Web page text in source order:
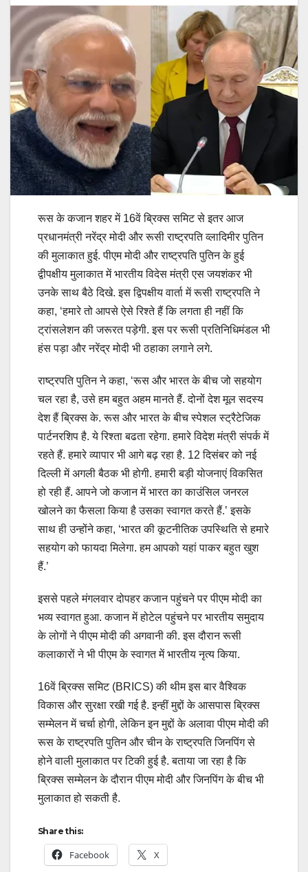
रूस के कजान शहर में 16वें ब्रिक्स समिट से इतर आज
प्रधानमंत्री नरेंद्र मोदी और रूसी राष्ट्रपति व्लादिमीर पुतिन
की मुलाकात हुई. पीएम मोदी और राष्ट्रपति पुतिन के हुई
द्वीपक्षीय मुलाकात में भारतीय विदेस मंत्री एस जयशंकर भी
उनके साथ बैठे दिखे. इस द्विपक्षीय वार्ता में रूसी राष्ट्रपति ने
कहा, ‘हमारे तो आपसे ऐसे रिश्ते हैं कि लगता ही नहीं कि
ट्रांसलेशन की जरूरत पड़ेगी. इस पर रूसी प्रतिनिधिमंडल भी
हंस पड़ा और नरेंद्र मोदी भी ठहाका लगाने लगे.
राष्ट्रपति पुतिन ने कहा, ‘रूस और भारत के बीच जो सहयोग
चल रहा है, उसे हम बहुत अहम मानते हैं. दोनों देश मूल सदस्य
देश हैं ब्रिक्स के. रूस और भारत के बीच स्पेशल स्ट्रैटेजिक
पार्टनरशिप है. ये रिश्ता बढता रहेगा. हमारे विदेश मंत्री संपर्क में
रहते हैं. हमारे व्यापार भी आगे बढ़ रहा है. 12 दिसंबर को नई
दिल्ली में अगली बैठक भी होगी. हमारी बड़ी योजनाएं विकसित
हो रही हैं. आपने जो कजान में भारत का काउंसिल जनरल
खोलने का फैसला किया है उसका स्वागत करते हैं.’ इसके
साथ ही उन्होंने कहा, ‘भारत की कूटनीतिक उपस्थिति से हमारे
सहयोग को फायदा मिलेगा. हम आपको यहां पाकर बहुत खुश
हैं.’
इससे पहले मंगलवार दोपहर कजान पहुंचने पर पीएम मोदी का
भव्य स्वागत हुआ. कजान में होटेल पहुंचने पर भारतीय समुदाय
के लोगों ने पीएम मोदी की अगवानी की. इस दौरान रूसी
कलाकारों ने भी पीएम के स्वागत में भारतीय नृत्य किया.
16वें ब्रिक्स समिट (BRICS) की थीम इस बार वैश्विक
विकास और सुरक्षा रखी गई है. इन्हीं मुद्दों के आसपास ब्रिक्स
सम्मेलन में चर्चा होगी, लेकिन इन मुद्दों के अलावा पीएम मोदी की
रूस के राष्ट्रपति पुतिन और चीन के राष्ट्रपति जिनपिंग से
होने वाली मुलाकात पर टिकी हुई है. बताया जा रहा है कि
ब्रिक्स सम्मेलन के दौरान पीएम मोदी और जिनपिंग के बीच भी
मुलाकात हो सकती है.
Share this:
Facebook X